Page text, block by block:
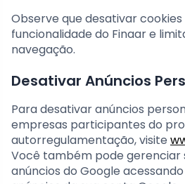
Observe que desativar
funcionalidade do Finaar e
navegação.
Desativar Anúncios
Para desativar anúncios
empresas participantes do
autorregulamentação, visite
Você também pode gerenciar
anúncios do Google